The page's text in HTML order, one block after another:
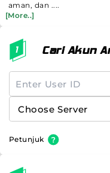
aman, dan ....
[More..]
Cari Akun
Petunjuk